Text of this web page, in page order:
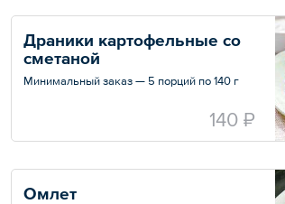
Драники картофельные со
сметаной
Минимальный заказ — 5 порций по 140 г
140 ₽
Омлет